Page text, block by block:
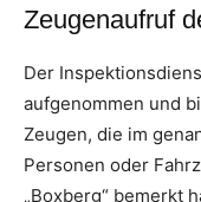
Zeugenaufruf
Der
aufgenommen und
Zeugen, die im
Personen oder
„Boxberg“ bemerkt